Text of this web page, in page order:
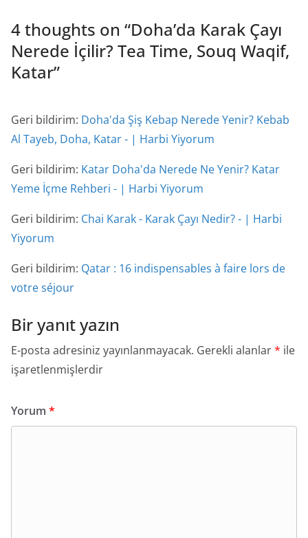
4 thoughts on “Doha’da Karak Çayı
Nerede İçilir? Tea Time, Souq Waqif,
Katar”
Geri bildirim: Doha'da Şiş Kebap Nerede Yenir? Kebab
Al Tayeb, Doha, Katar - | Harbi Yiyorum
Geri bildirim: Katar Doha'da Nerede Ne Yenir? Katar
Yeme İçme Rehberi - | Harbi Yiyorum
Geri bildirim: Chai Karak - Karak Çayı Nedir? - | Harbi
Yiyorum
Geri bildirim: Qatar : 16 indispensables à faire lors de
votre séjour
Bir yanıt yazın
E-posta adresiniz yayınlanmayacak. Gerekli alanlar* ile
işaretlenmişlerdir
Yorum *